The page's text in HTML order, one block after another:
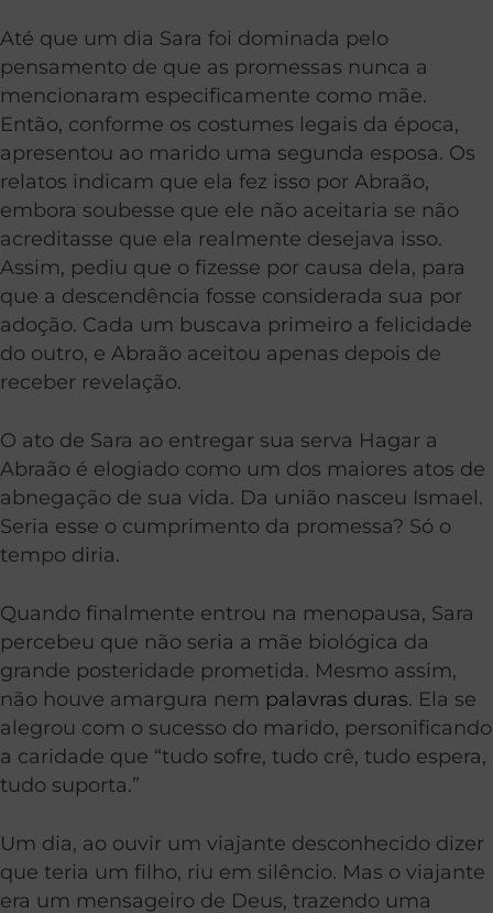
Até que um dia Sara foi dominada pelo
pensamento de que as promessas nunca a
mencionaram especificamente como mãe.
Então, conforme os costumes legais da época,
apresentou ao marido uma segunda esposa. Os
relatos indicam que ela fez isso por Abraão,
embora soubesse que ele não aceitaria se não
acreditasse que ela realmente desejava isso.
Assim, pediu que o fizesse por causa dela, para
que a descendência fosse considerada sua por
adoção. Cada um buscava primeiro a felicidade
do outro, e Abraão aceitou apenas depois de
receber revelação.
O ato de Sara ao entregar sua serva Hagar a
Abraão é elogiado como um dos maiores atos de
abnegação de sua vida. Da união nasceu Ismael.
Seria esse o cumprimento da promessa? Só o
tempo diria.
Quando finalmente entrou na menopausa, Sara
percebeu que não seria a mãe biológica da
grande posteridade prometida. Mesmo assim,
não houve amargura nem palavras duras. Ela se
alegrou com o sucesso do marido, personificando
a caridade que “tudo sofre, tudo crê, tudo espera,
tudo suporta.”
Um dia, ao ouvir um viajante desconhecido dizer
que teria um filho, riu em silêncio. Mas o viajante
era um mensageiro de Deus, trazendo uma